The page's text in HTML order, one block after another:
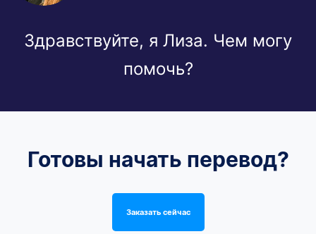
Здравствуйте, я Лиза. Чем могу
помочь?
Готовы начать перевод?
Заказать сейчас